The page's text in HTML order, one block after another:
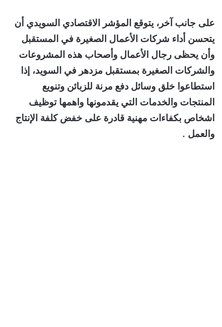
على جانب آخر، يتوقع المؤشر الاقتصادي السويدي أن
يتحسن أداء شركات الأعمال الصغيرة في المستقبل
وأن يحظى رجال الأعمال وأصحاب هذه المشروعات
والشركات الصغيرة بمستقبل مزدهر في السويد، إذا
استطاعوا خلق وسائل دفع مرنة للزبائن وتنويع
المنتجات والخدمات التي يقدمونها واهمها توظيف
اشخاص بكفاءات مهنية قادرة على خفض كلفة الإنتاج
والعمل .